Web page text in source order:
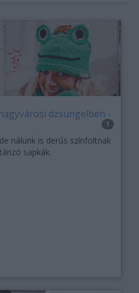
dzsungelben -
1
nálunk is derűs színfoltnak
sapkák.